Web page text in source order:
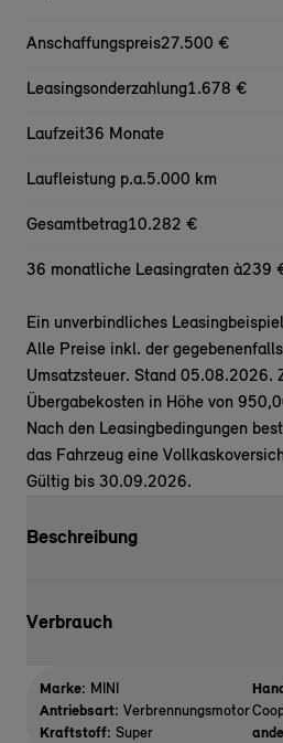
Anschaffungspreis27.500 €
Leasingsonderzahlung1.678 €
Laufzeit36 Monate
Laufleistung p.a.5.000 km
Gesamtbetrag10.282 €
36 monatliche Leasingraten à239
Ein unverbindliches
Alle Preise inkl. der
Umsatzsteuer. Stand 05.08.2026.
Übergabekosten in Höhe von
Nach den Leasingbedingungen
das Fahrzeug eine
Gültig bis 30.09.2026.
Beschreibung
Verbrauch
Marke: MINI
Antriebsart: Verbrennungsmotor
Kraftstoff: Super